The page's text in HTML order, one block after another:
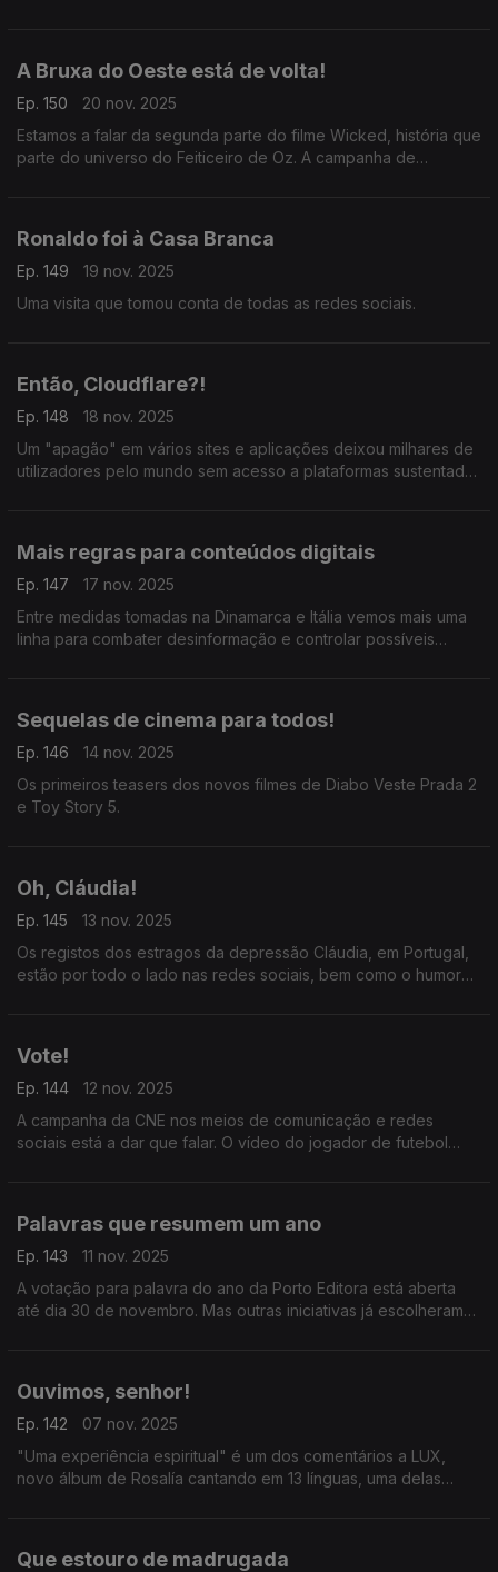
A Bruxa do Oeste está de volta!
Ep. 150
20 nov. 2025
Estamos a falar da segunda parte do filme Wicked, história que
parte do universo do Feiticeiro de Oz. A campanha de
Ronaldo foi à Casa Branca
Ep. 149
19 nov. 2025
Uma visita que tomou conta de todas as redes sociais.
Então, Cloudflare?!
Ep. 148
18 nov. 2025
Um "apagão" em vários sites e aplicações deixou milhares de
utilizadores pelo mundo sem acesso a plataformas sustentadas
Mais regras para conteúdos digitais
Ep. 147
17 nov. 2025
Entre medidas tomadas na Dinamarca e Itália vemos mais uma
linha para combater desinformação e controlar possíveis
Sequelas de cinema para todos!
Ep. 146
14 nov. 2025
Os primeiros teasers dos novos filmes de Diabo Veste Prada 2
e Toy Story 5.
Oh, Cláudia!
Ep. 145
13 nov. 2025
Os registos dos estragos da depressão Cláudia, em Portugal,
estão por todo o lado nas redes sociais, bem como o humor
Vote!
Ep. 144
12 nov. 2025
A campanha da CNE nos meios de comunicação e redes
sociais está a dar que falar. O vídeo do jogador de futebol
Palavras que resumem um ano
Ep. 143
11 nov. 2025
A votação para palavra do ano da Porto Editora está aberta
até dia 30 de novembro. Mas outras iniciativas já escolheram
Ouvimos, senhor!
Ep. 142
07 nov. 2025
"Uma experiência espiritual" é um dos comentários a LUX,
novo álbum de Rosalía cantando em 13 línguas, uma delas
Que estouro de madrugada